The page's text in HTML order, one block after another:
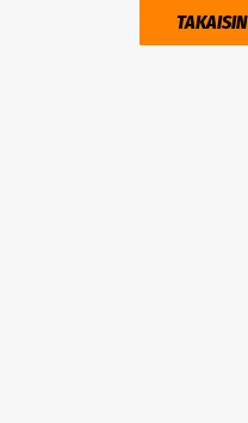
TAKAISIN